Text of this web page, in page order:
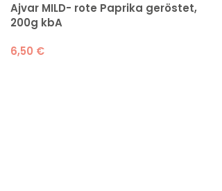
Ajvar MILD- rote Paprika geröstet,
200g kbA
6,50 €